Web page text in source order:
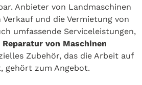
Anbieter von Landmaschinen
und die Vermietung von
umfassende Serviceleistungen,
von Maschinen
Zubehör, das die Arbeit auf
gehört zum Angebot.